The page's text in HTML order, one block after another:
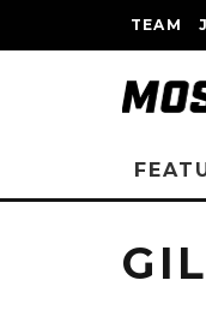
TEAM